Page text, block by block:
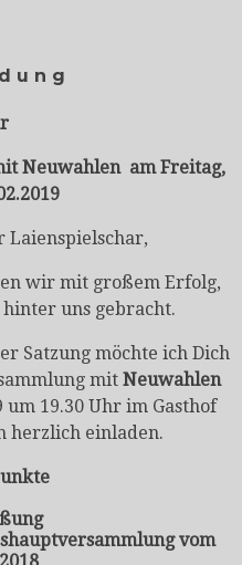
u n g
Neuwahlen am Freitag,
Laienspielschar,
wir mit großem Erfolg,
uns gebracht.
Satzung möchte ich Dich
mit Neuwahlen
um 19.30 Uhr im Gasthof
herzlich einladen.
vom